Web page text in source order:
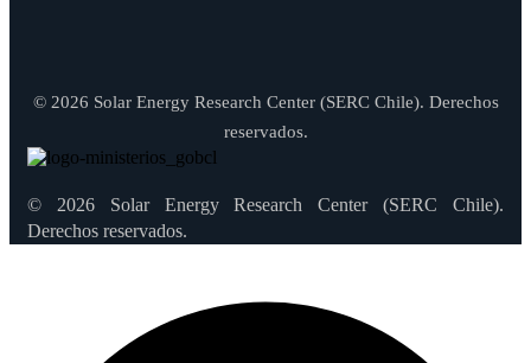
© 2026 Solar Energy Research Center (SERC Chile). Derechos
reservados.
© 2026 Solar Energy Research Center (SERC Chile).
Derechos reservados.